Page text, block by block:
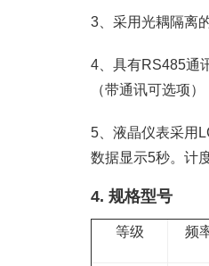
3、采用光耦隔离
4、具有RS485通
（带通讯可选项）
5、液晶仪表采用
数据显示5秒。计
4. 规格型号
等级 频